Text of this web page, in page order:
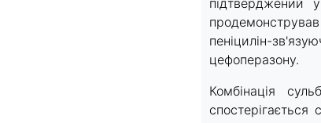
пеніцилін-
цефоперазону.
Комбінація